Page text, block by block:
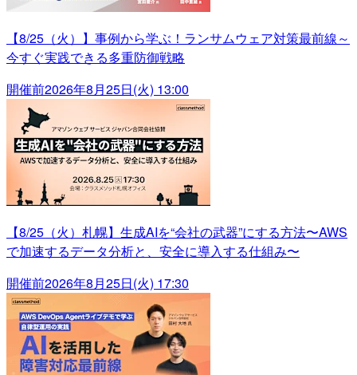
【8/25（火）】事例から学ぶ！ランサムウェア対策最前線～
今すぐ実践できる多重防御戦略
開催前2026年8月25日(火) 13:00
【8/25（火）札幌】生成AIを“会社の武器”にする方法〜AWS
で加速するデータ分析と、安全に導入する仕組み〜
開催前2026年8月25日(火) 17:30